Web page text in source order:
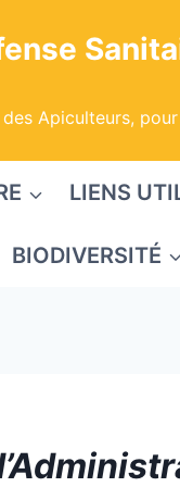
Apiculteurs,
LIENS
BIODIVERSITÉ